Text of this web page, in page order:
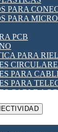
PARA
DE RELÉ
FIN DE
DE ENERGÍA
A PASO
HMI
DE
PARA
PARA
PCB
PARA
PARA
PARA
CABLE A
PCB A